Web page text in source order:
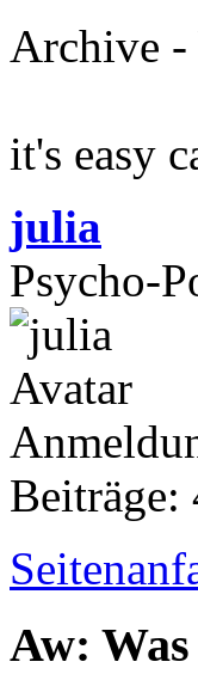
Archive -
it's easy
julia
Psycho-
Beiträge:
Aw: